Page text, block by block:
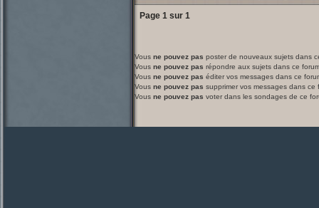
Page 1sur 1
Vous ne pouvez pas poster de nouveaux sujets dans
Vous ne pouvez pas répondre aux sujets dans ce
Vous ne pouvez pas éditer vos messages dans ce
Vous ne pouvez pas supprimer vos messages dans ce
Vous ne pouvez pas voter dans les sondages de ce